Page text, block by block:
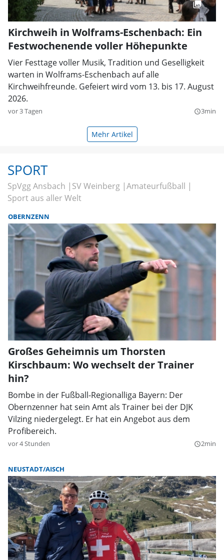
Kirchweih in Wolframs-Eschenbach: Ein
Festwochenende voller Höhepunkte
Vier Festtage voller Musik, Tradition und Geselligkeit
warten in Wolframs-Eschenbach auf alle
Kirchweihfreunde. Gefeiert wird vom 13. bis 17. August
2026.
vor 3 Tagen query_builder3min
Mehr Artikel
SPORT
SpVgg Ansbach SV Weinberg Amateurfußball
Sport aus aller Welt
OBERNZENN
Großes Geheimnis um Thorsten
Kirschbaum: Wo wechselt der Trainer
hin?
Bombe in der Fußball-Regionalliga Bayern: Der
Obernzenner hat sein Amt als Trainer bei der DJK
Vilzing niedergelegt. Er hat ein Angebot aus dem
Profibereich.
vor 4 Stunden query_builder2min
NEUSTADT/AISCH